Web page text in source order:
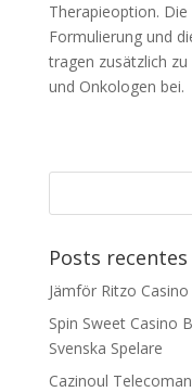
Therapieoption.
Formulierung und
tragen zusätzlich
und Onkologen bei.
Posts recentes
Jämför Ritzo
Spin Sweet Casino
Svenska Spelare
Cazinoul